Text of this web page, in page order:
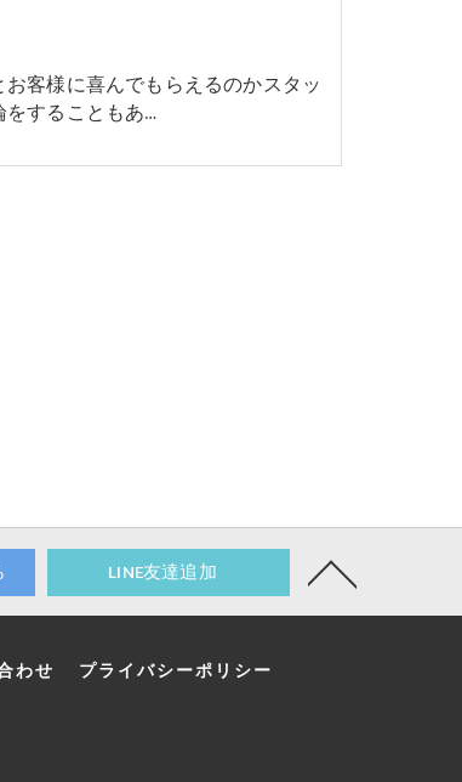
客様に喜んでもらえるのかスタッ
することもあ…
LINE友達追加
わせ
プライバシーポリシー